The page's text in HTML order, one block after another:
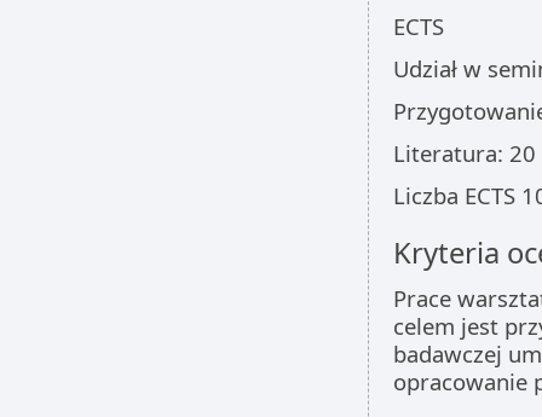
ECTS
Udział w
Literatura: 20
Liczba ECTS
Kryteria
Prace
celem jest
badawczej
opracowanie